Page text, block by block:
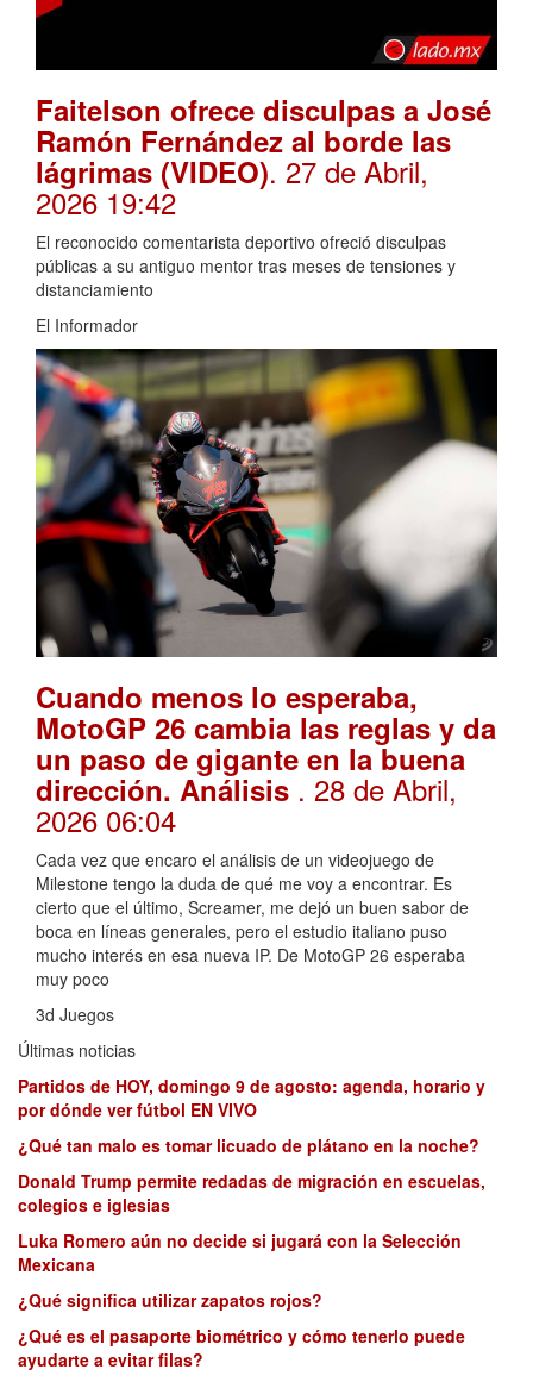
Faitelson ofrece disculpas a José
Ramón Fernández al borde las
lágrimas (VIDEO). 27 de Abril,
2026 19:42
El reconocido comentarista deportivo ofreció disculpas
públicas a su antiguo mentor tras meses de tensiones y
distanciamiento
El Informador
Cuando menos lo esperaba,
MotoGP 26 cambia las reglas y da
un paso de gigante en la buena
dirección. Análisis . 28 de Abril,
2026 06:04
Cada vez que encaro el análisis de un videojuego de
Milestone tengo la duda de qué me voy a encontrar. Es
cierto que el último, Screamer, me dejó un buen sabor de
boca en líneas generales, pero el estudio italiano puso
mucho interés en esa nueva IP. De MotoGP 26 esperaba
muy poco
3d Juegos
Últimas noticias
Partidos de HOY, domingo 9 de agosto: agenda, horario y
por dónde ver fútbol EN VIVO
¿Qué tan malo es tomar licuado de plátano en la noche?
Donald Trump permite redadas de migración en escuelas,
colegios e iglesias
Luka Romero aún no decide si jugará con la Selección
Mexicana
¿Qué significa utilizar zapatos rojos?
¿Qué es el pasaporte biométrico y cómo tenerlo puede
ayudarte a evitar filas?